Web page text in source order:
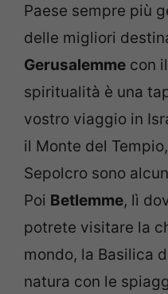
Paese sempre più
delle migliori
Gerusalemme con
spiritualità è una
vostro viaggio in
il Monte del
Sepolcro sono
Poi Betlemme, lì
potrete visitare la
mondo, la Basilica
natura con le